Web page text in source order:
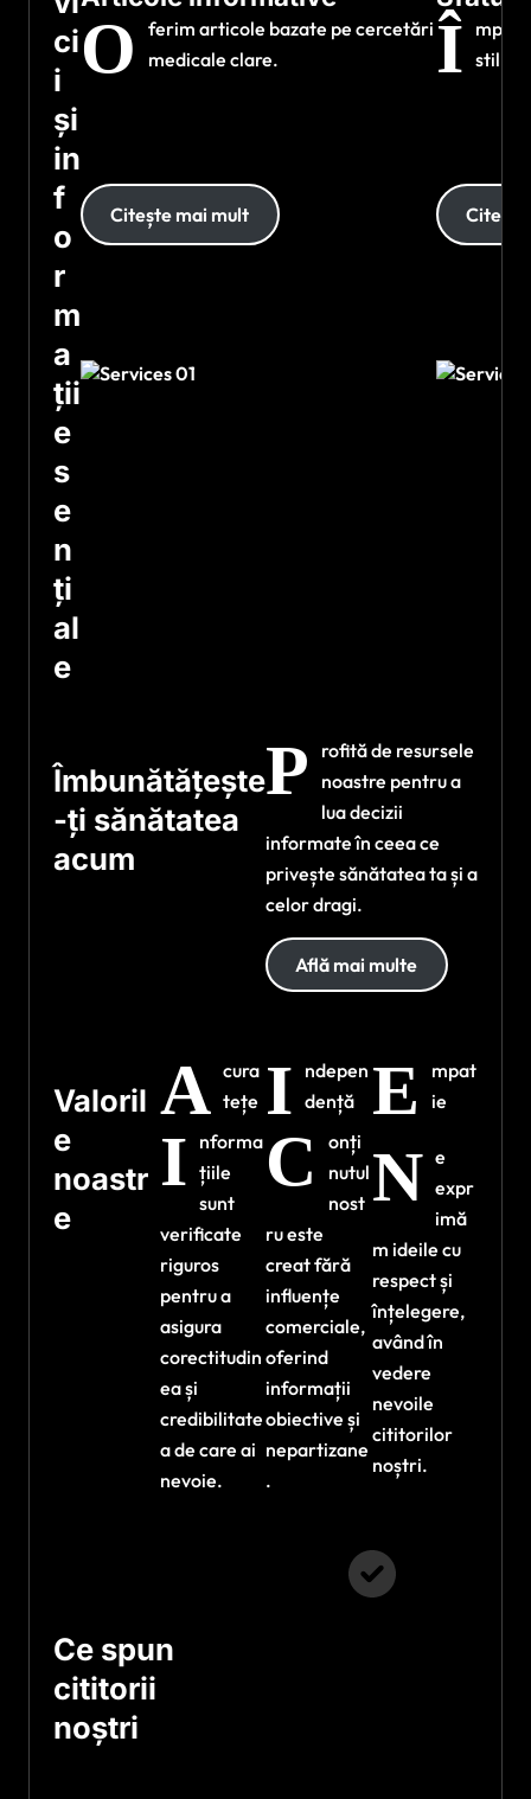
ci
i
și
in
f
o
r
m
a
ții
e
s
e
n
ți
al
e
O
ferim articole bazate pe cercetări
medicale clare.
Citește mai mult
Î stil de
Îmbunătățește
-ți sănătatea
acum
P
rofită de resursele
noastre pentru a
lua decizii
informate în ceea ce
privește sănătatea ta și a
celor dragi.
Află mai multe
Valoril
e
noastr
e
A cura
tețe
I nforma
țiile
sunt
verificate
riguros
pentru a
asigura
corectitudin
ea și
credibilitate
a de care ai
nevoie.
I ndepen
dență
C
onți
nutul
nost
ru este
creat fără
influențe
comerciale,
oferind
informații
obiective și
nepartizane
.
E
mpat
ie
N e
expr
imă
m ideile cu
respect și
înțelegere,
având în
vedere
nevoile
cititorilor
noștri.
Ce spun
cititorii
noștri